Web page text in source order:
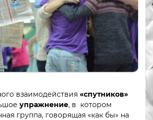
взаимодействия «спутников»
упражнение, в котором
группа, говорящая «как бы» на